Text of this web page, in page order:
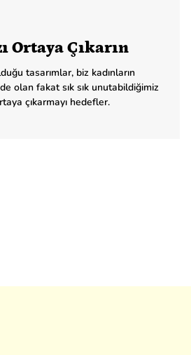
Ortaya Çıkarın
tasarımlar, biz kadınların
olan fakat sık sık unutabildiğimiz
çıkarmayı hedefler.